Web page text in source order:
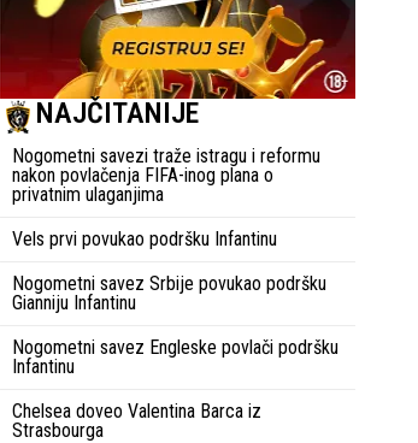
NAJČITANIJE
Nogometni savezi traže istragu i reformu
nakon povlačenja FIFA-inog plana o
privatnim ulaganjima
Vels prvi povukao podršku Infantinu
Nogometni savez Srbije povukao podršku
Gianniju Infantinu
Nogometni savez Engleske povlači podršku
Infantinu
Chelsea doveo Valentina Barca iz
Strasbourga